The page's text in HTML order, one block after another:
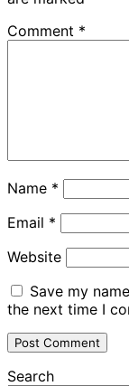
Comment *
Name *
Email *
Website
Save my
the next time I
Search